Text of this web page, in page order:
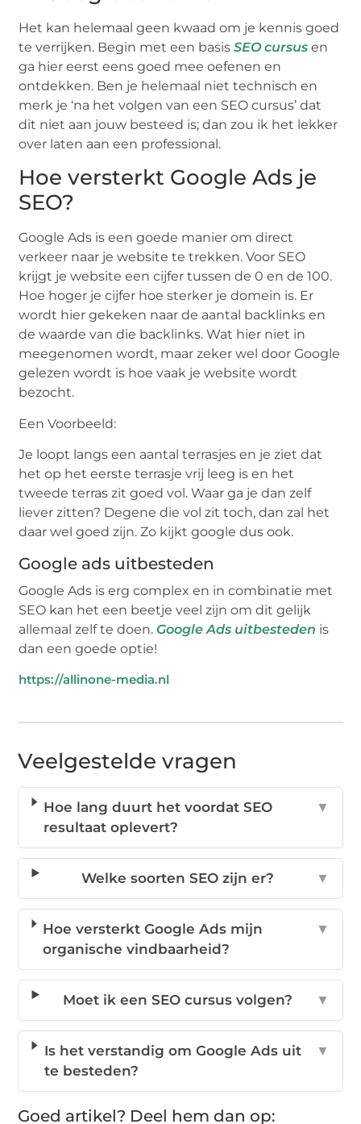
Het kan helemaal geen kwaad om je kennis goed
te verrijken. Begin met een basisSEO cursus en
ga hier eerst eens goed mee oefenen en
ontdekken. Ben je helemaal niet technisch en
merk je ‘na het volgen van een SEO cursus’ dat
dit niet aan jouw besteed is; dan zou ik het lekker
over laten aan een professional.
Hoe versterkt Google Ads je
SEO?
Google Ads is een goede manier om direct
verkeer naar je website te trekken. Voor SEO
krijgt je website een cijfer tussen de 0 en de 100.
Hoe hoger je cijfer hoe sterker je domein is. Er
wordt hier gekeken naar de aantal backlinks en
de waarde van die backlinks. Wat hier niet in
meegenomen wordt, maar zeker wel door Google
gelezen wordt is hoe vaak je website wordt
bezocht.
Een Voorbeeld:
Je loopt langs een aantal terrasjes en je ziet dat
het op het eerste terrasje vrij leeg is en het
tweede terras zit goed vol. Waar ga je dan zelf
liever zitten? Degene die vol zit toch, dan zal het
daar wel goed zijn. Zo kijkt google dus ook.
Google ads uitbesteden
Google Ads is erg complex en in combinatie met
SEO kan het een beetje veel zijn om dit gelijk
allemaal zelf te doen. Google Ads uitbesteden is
dan een goede optie!
https://allinone-media.nl
Veelgestelde vragen
Hoe lang duurt het voordat SEO
resultaat oplevert?
▼
Welke soorten SEO zijn er? ▼
Hoe versterkt Google Ads mijn
organische vindbaarheid?
▼
Moet ik een SEO cursus volgen? ▼
Is het verstandig om Google Ads uit
te besteden?
▼
Goed artikel? Deel hem dan op: